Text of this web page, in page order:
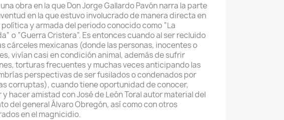
obra en la que Don Jorge Gallardo Pavón narra la parte
en la que estuvo involucrado de manera directa en
política y armada del periodo conocido como “La
o “Guerra Cristera”. Es entonces cuando al ser recluido
cárceles mexicanas (donde las personas, inocentes o
vivían casi en condición animal, además de sufrir
torturas frecuentes y muchas veces anticipando las
perspectivas de ser fusilados o condenados por
corruptas), cuando tiene oportunidad de conocer,
hacer amistad con José de León Toral autor material del
del general Álvaro Obregón, así como con otros
en el magnicidio.